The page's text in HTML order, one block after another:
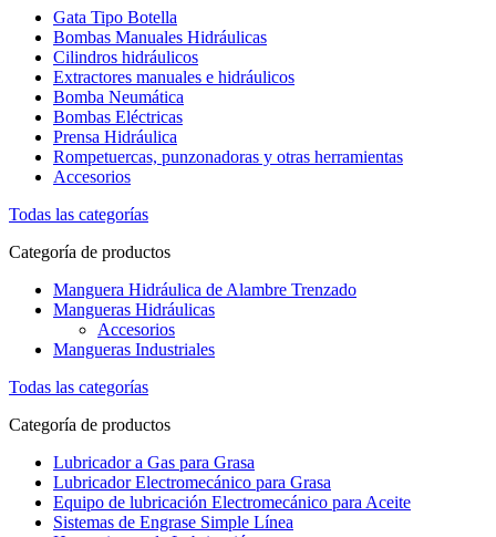
Gata Tipo Botella
Bombas Manuales Hidráulicas
Cilindros hidráulicos
Extractores manuales e hidráulicos
Bomba Neumática
Bombas Eléctricas
Prensa Hidráulica
Rompetuercas, punzonadoras y otras herramientas
Accesorios
Todas las categorías
Categoría de productos
Manguera Hidráulica de Alambre Trenzado
Mangueras Hidráulicas
Accesorios
Mangueras Industriales
Todas las categorías
Categoría de productos
Lubricador a Gas para Grasa
Lubricador Electromecánico para Grasa
Equipo de lubricación Electromecánico para Aceite
Sistemas de Engrase Simple Línea